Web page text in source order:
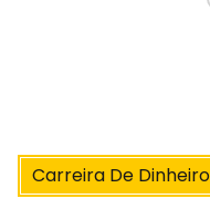
Carreira De Dinheiro